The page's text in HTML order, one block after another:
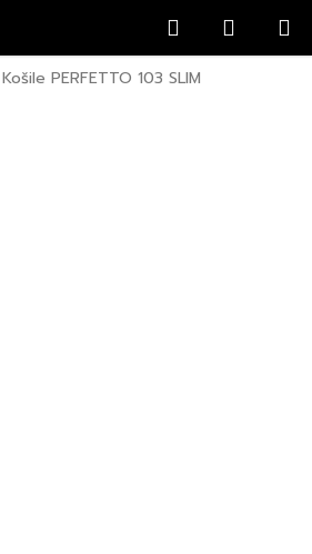
Hledat
KOŠÍK
Košile PERFETTO 103 SLIM